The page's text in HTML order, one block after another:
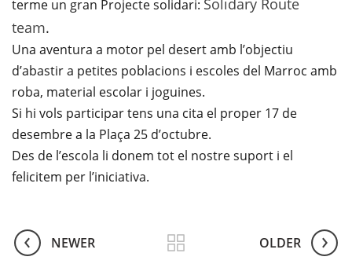
terme un gran Projecte solidari: Solidary Route
team.
Una aventura a motor pel desert amb l’objectiu
d’abastir a petites poblacions i escoles del Marroc amb
roba, material escolar i joguines.
Si hi vols participar tens una cita el proper 17 de
desembrea la Plaça 25 d’octubre.
Des de l’escola li donem tot el nostre suport i el
felicitem per l’iniciativa.
NEWER OLDER